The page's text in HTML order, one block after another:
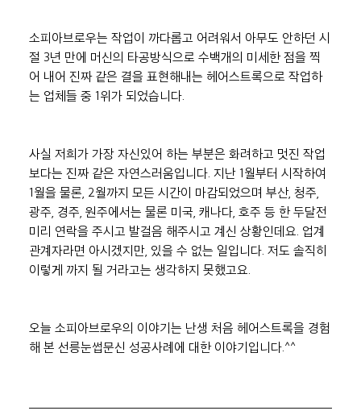
소피아브로우는 작업이 까다롭고 어려워서 아무도 안하던 시
절 3년 만에 머신의 타공방식으로 수백개의 미세한 점을 찍
어 내어 진짜 같은 결을 표현해내는 헤어스트록으로 작업하
는 업체들 중 1위가 되었습니다.
사실 저희가 가장 자신있어 하는 부분은 화려하고 멋진 작업
보다는 진짜 같은 자연스러움입니다. 지난 1월부터 시작하여
1월을 물론, 2월까지 모든 시간이 마감되었으며 부산, 청주,
광주, 경주, 원주에서는 물론 미국, 캐나다, 호주 등 한 두달전
미리 연락을 주시고 발걸음 해주시고 계신 상황인데요. 업계
관계자라면 아시겠지만, 있을 수 없는 일입니다. 저도 솔직히
이렇게 까지 될 거라고는 생각하지 못했고요.
오늘 소피아브로우의 이야기는 난생 처음 헤어스트록을 경험
해 본 선릉눈썹문신 성공사례에 대한 이야기입니다.^^